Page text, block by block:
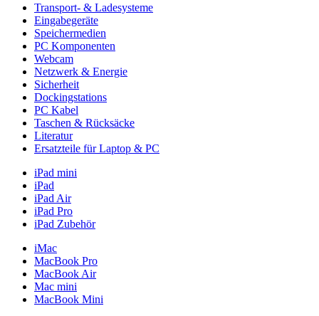
Transport- & Ladesysteme
Eingabegeräte
Speichermedien
PC Komponenten
Webcam
Netzwerk & Energie
Sicherheit
Dockingstations
PC Kabel
Taschen & Rücksäcke
Literatur
Ersatzteile für Laptop & PC
iPad mini
iPad
iPad Air
iPad Pro
iPad Zubehör
iMac
MacBook Pro
MacBook Air
Mac mini
MacBook Mini